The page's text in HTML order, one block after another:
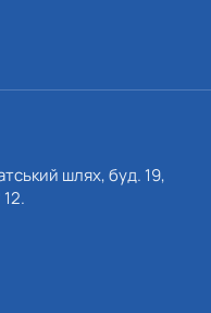
шлях, буд. 19,